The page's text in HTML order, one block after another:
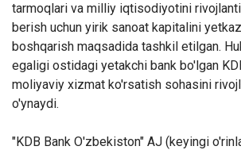
tarmoqlari va milliy iqtisodiyotini
berish uchun yirik sanoat kapitalini
boshqarish maqsadida tashkil etilgan.
egaligi ostidagi yetakchi bank bo'lgan
moliyaviy xizmat ko'rsatish sohasini
o'ynaydi.
"KDB Bank O'zbekiston" AJ (keyingi